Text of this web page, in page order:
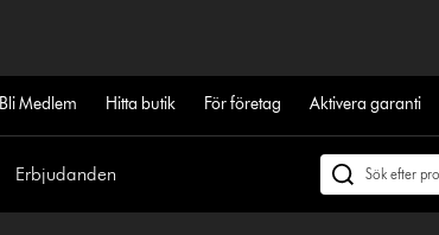
Bli Medlem Hitta butik För företag Aktivera garanti
Erbjudanden
Sök